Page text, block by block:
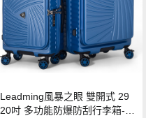
Leadming風暴之眼 雙開式 29
20吋 多功能防爆防刮行李箱-海